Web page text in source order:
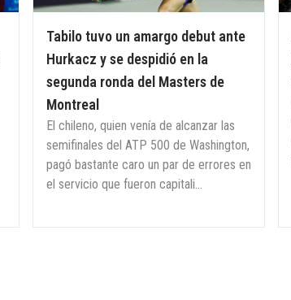
Tabilo tuvo un amargo debut ante
Hurkacz y se despidió en la
segunda ronda del Masters de
Montreal
El chileno, quien venía de alcanzar las
semifinales del ATP 500 de Washington,
pagó bastante caro un par de errores en
el servicio que fueron capitali...